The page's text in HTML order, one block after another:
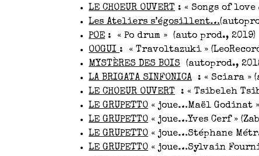
LE CHOEUR OUVERT : « Songs of
Les Ateliers s’égosillent…
POE : « Po drum » (auto prod., 2019)
OOGUI : « Travoltazuki »
MYSTÈRES DES BOIS (autoprod.,
LA BRIGATA SINFONICA : « Sciara »
LE CHOEUR OUVERT : « Tsibeleh
LE GRUPETTO « joue…Maël Godinat
LE GRUPETTO « joue…Yves Cerf »
LE GRUPETTO « joue…Stéphane
LE GRUPETTO « joue…Sylvain